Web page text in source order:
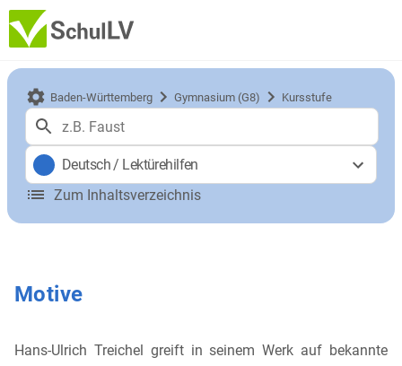
Baden-Württemberg Gymnasium (G8) Kursstufe
Deutsch/ Lektürehilfen
Zum Inhaltsverzeichnis
Motive
Hans-Ulrich Treichel greift in seinem Werk auf bekannte